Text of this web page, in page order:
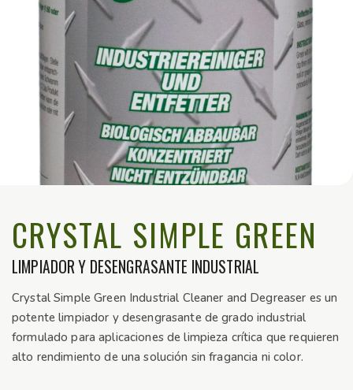
CRYSTAL SIMPLE GREEN
LIMPIADOR Y DESENGRASANTE INDUSTRIAL
Crystal Simple Green Industrial Cleaner and Degreaser es un
potente limpiador y desengrasante de grado industrial
formulado para aplicaciones de limpieza crítica que requieren
alto rendimiento de una solución sin fragancia ni color.